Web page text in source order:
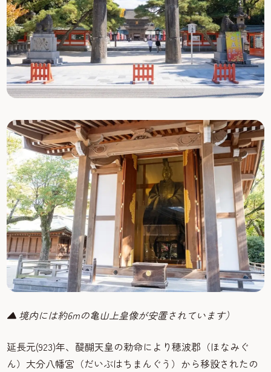
▲ 境内には約6mの亀山上皇像が安置されています）
延長元(923)年、醍醐天皇の勅命により穂波郡（ほなみぐ
ん）大分八幡宮（だいぶはちまんぐう）から移設されたの